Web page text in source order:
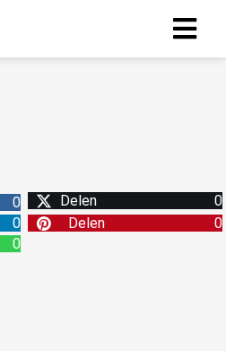
0 Delen
0
0 Delen
0
0